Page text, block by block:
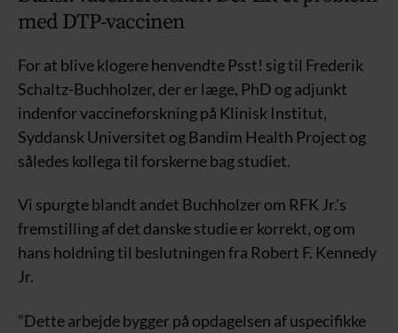
med DTP-vaccinen
For at blive klogere henvendte Psst! sig til Frederik
Schaltz-Buchholzer, der er læge, PhD og adjunkt
indenfor vaccineforskning på Klinisk Institut,
Syddansk Universitet og Bandim Health Project og
således kollega til forskerne bag studiet.
Vi spurgte blandt andet Buchholzer om RFK Jr.’s
fremstilling af det danske studie er korrekt, og om
hans holdning til beslutningen fra Robert F. Kennedy
Jr.
”Dette arbejde bygger på opdagelsen af uspecifikke